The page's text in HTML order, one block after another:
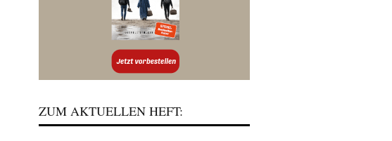
ZUM AKTUELLEN HEFT: